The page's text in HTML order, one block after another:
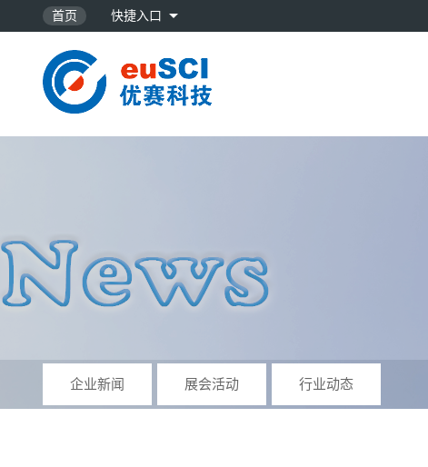
首页 快捷入口
企业新闻 展会活动 行业动态